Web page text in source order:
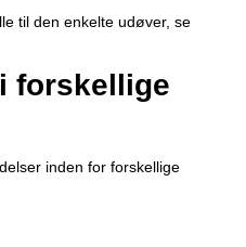
til den enkelte udøver, se
forskellige
inden for forskellige